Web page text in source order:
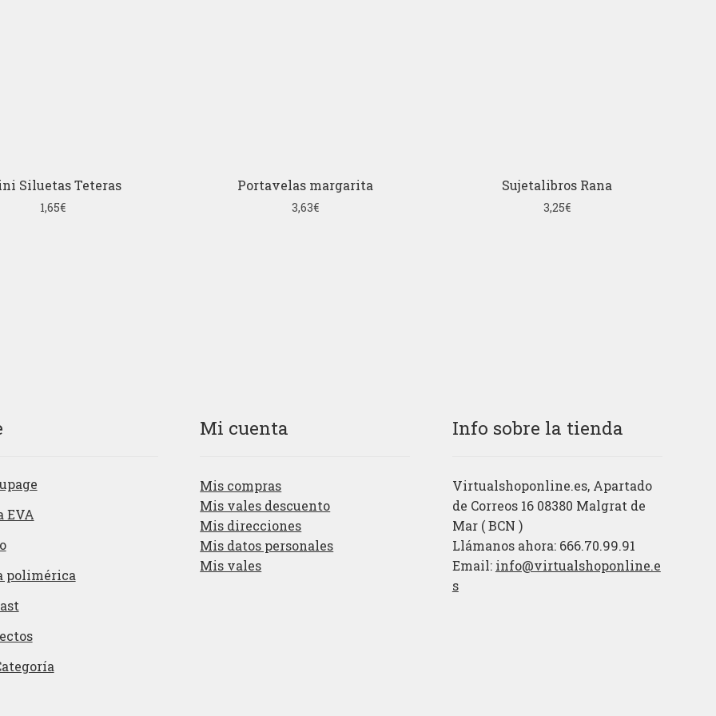
Siluetas Teteras
1,65€
Portavelas margarita
3,63€
Sujetalibros Rana
3,25€
EVA
polimérica
Mi cuenta
Mis compras
Mis vales descuento
Mis direcciones
Mis datos personales
Mis vales
Info sobre la tienda
Virtualshoponline.es, Apartado
de Correos 16 08380 Malgrat de
Mar ( BCN )
Llámanos ahora: 666.70.99.91
Email: info@virtualshoponline.e
s